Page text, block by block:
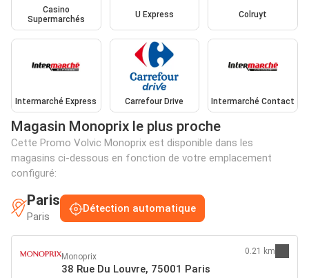
Casino
Supermarchés
U Express Colruyt
Intermarché Express Carrefour Drive Intermarché Contact
Magasin Monoprix le plus proche
Cette Promo Volvic Monoprix est disponible dans les
magasins ci-dessous en fonction de votre emplacement
configuré:
Paris
Paris
Détection automatique
Monoprix
38 Rue Du Louvre, 75001 Paris
0.21 km